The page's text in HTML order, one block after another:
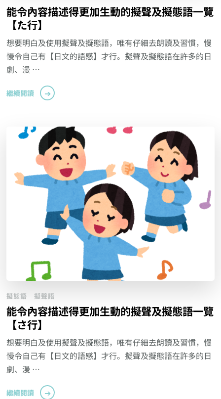
能令內容描述得更加生動的擬聲及擬態語一覽
【た行】
想要明白及使用擬聲及擬態語，唯有仔細去朗讀及習慣，慢
慢令自己有【日文的語感】才行。擬聲及擬態語在許多的日
劇、漫 …
繼續閱讀
擬態語 擬聲語
能令內容描述得更加生動的擬聲及擬態語一覽
【さ行】
想要明白及使用擬聲及擬態語，唯有仔細去朗讀及習慣，慢
慢令自己有【日文的語感】才行。擬聲及擬態語在許多的日
劇、漫 …
繼續閱讀